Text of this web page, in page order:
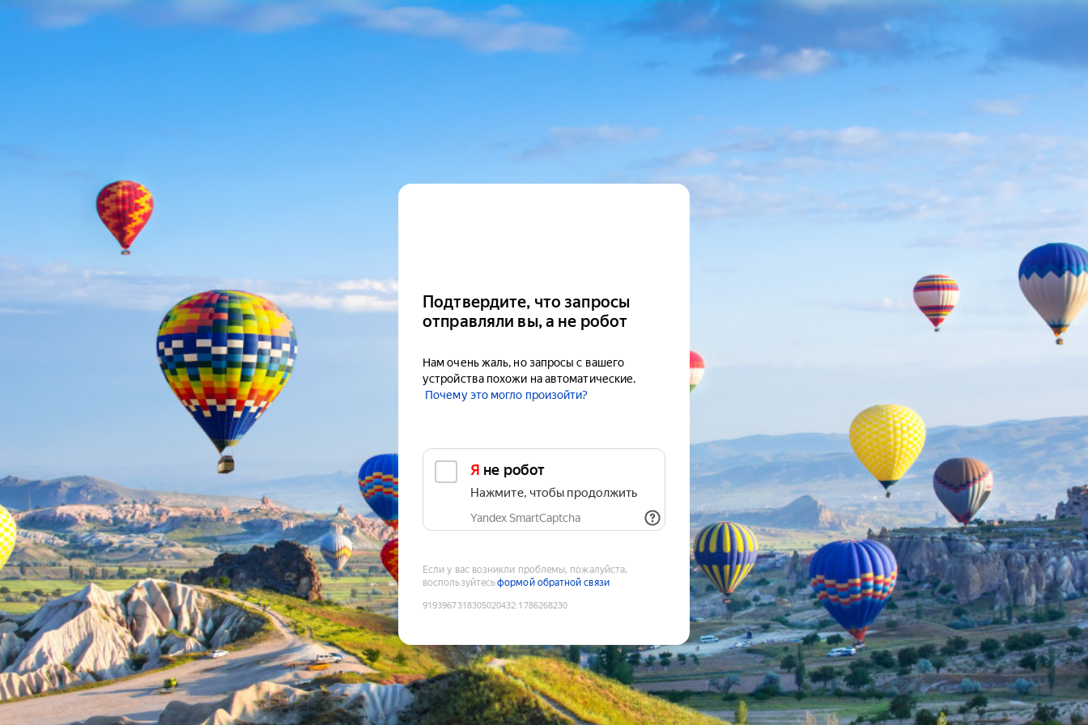
Подтвердите, что запросы
отправляли вы, а не робот
Нам очень жаль, но запросы с вашего
устройства похожи на автоматические.
Почему это могло произойти?
Я не робот
Нажмите, чтобы продолжить
Yandex SmartCaptcha
Если у вас возникли проблемы, пожалуйста,
воспользуйтесьформой обратной связи
9193967318305020432:1786268230